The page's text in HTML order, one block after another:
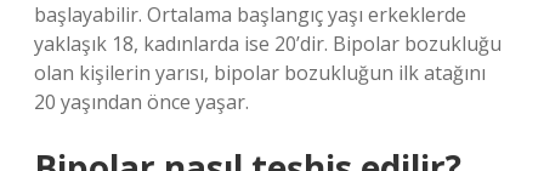
başlayabilir. Ortalama başlangıç ​​yaşı erkeklerde
yaklaşık 18, kadınlarda ise 20’dir. Bipolar bozukluğu
olan kişilerin yarısı, bipolar bozukluğun ilk atağını
20 yaşından önce yaşar.